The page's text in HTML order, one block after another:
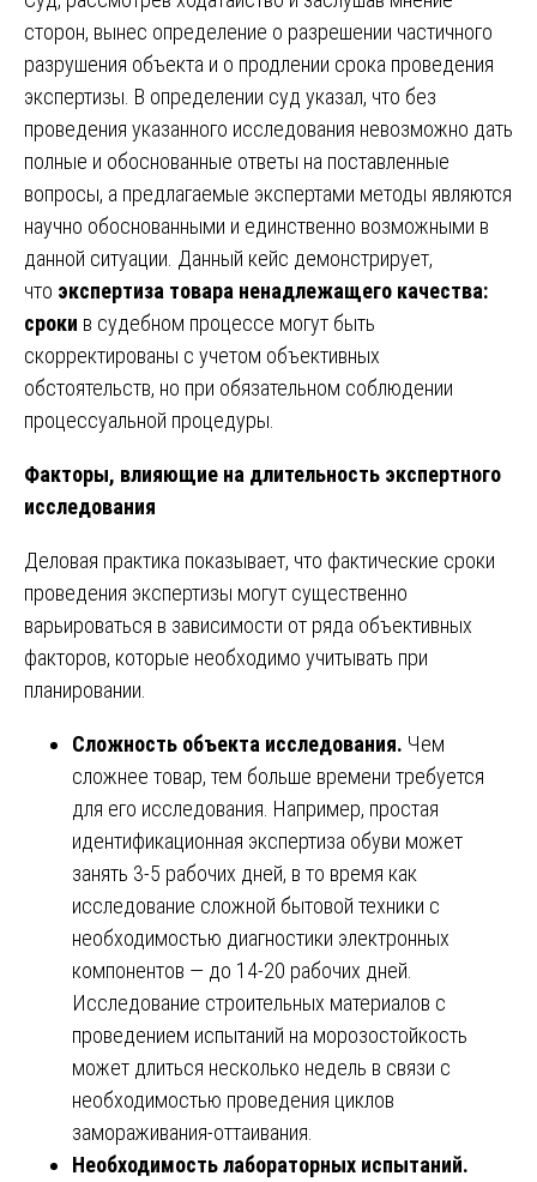
сторон, вынес определение о разрешении частичного
разрушения объекта и о продлении срока проведения
экспертизы. В определении суд указал, что без
проведения указанного исследования невозможно дать
полные и обоснованные ответы на поставленные
вопросы, а предлагаемые экспертами методы являются
научно обоснованными и единственно возможными в
данной ситуации. Данный кейс демонстрирует,
что экспертиза товара ненадлежащего качества:
сроки в судебном процессе могут быть
скорректированы с учетом объективных
обстоятельств, но при обязательном соблюдении
процессуальной процедуры.
Факторы, влияющие на длительность экспертного
исследования
Деловая практика показывает, что фактические сроки
проведения экспертизы могут существенно
варьироваться в зависимости от ряда объективных
факторов, которые необходимо учитывать при
планировании.
Сложность объекта исследования. Чем
сложнее товар, тем больше времени требуется
для его исследования. Например, простая
идентификационная экспертиза обуви может
занять 3-5 рабочих дней, в то время как
исследование сложной бытовой техники с
необходимостью диагностики электронных
компонентов — до 14-20 рабочих дней.
Исследование строительных материалов с
проведением испытаний на морозостойкость
может длиться несколько недель в связи с
необходимостью проведения циклов
замораживания-оттаивания.
Необходимость лабораторных испытаний.